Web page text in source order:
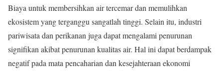
Biaya untuk membersihkan air tercemar dan memulihkan
ekosistem yang terganggu sangatlah tinggi. Selain itu, industri
pariwisata dan perikanan juga dapat mengalami penurunan
signifikan akibat penurunan kualitas air. Hal ini dapat berdampak
negatif pada mata pencaharian dan kesejahteraan ekonomi